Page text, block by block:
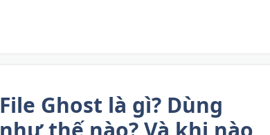
File Ghost là gì? Dùng